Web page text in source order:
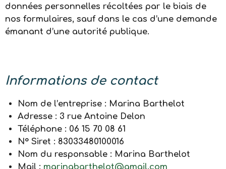
données personnelles récoltées par le biais de
nos formulaires, sauf dans le cas d’une demande
émanant d’une autorité publique.
Informations de contact
Nom de l’entreprise : Marina Barthelot
Adresse : 3 rue Antoine Delon
Téléphone : 06 15 70 08 61
N° Siret : 83033480100016
Nom du responsable : Marina Barthelot
Mail : marinabarthelot@gmail.com